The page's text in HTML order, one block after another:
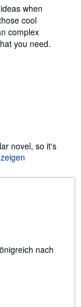
when
cool
complex
you need.
novel, so it's
nach